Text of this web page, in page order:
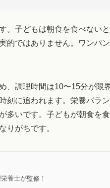
。子どもは朝食を食べない
的ではありません。ワンパ
、調理時間は10〜15分が限
刻に追われます。栄養バラ
多いです。子どもが朝食を
りがちです。
養士が監修！